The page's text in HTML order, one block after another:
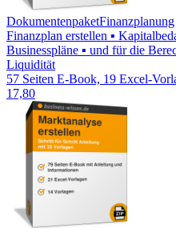
DokumentenpaketFinanzplanung
Finanzplan erstellen ▪
Businesspläne ▪ und für die
Liquidität
57 Seiten E-Book, 19 Excel-
17,80